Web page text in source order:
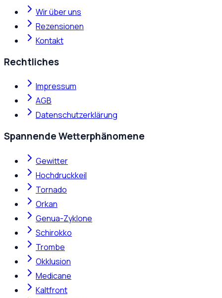
Wir über uns
Rezensionen
Kontakt
Rechtliches
Impressum
AGB
Datenschutzerklärung
Spannende Wetterphänomene
Gewitter
Hochdruckkeil
Tornado
Orkan
Genua-Zyklone
Schirokko
Trombe
Okklusion
Medicane
Kaltfront